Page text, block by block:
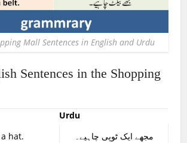
Mall Sentences in English and Urdu
Sentences in the Shopping
Urdu
hat.
مجھے ایک ٹوپی چاہیے۔